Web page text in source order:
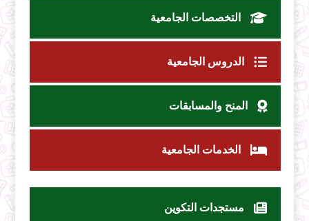
التخصصات الجامعية
الدروس الجامعية
المنح والمسابقات
الخدمات الجامعية
مستجدات التكوين